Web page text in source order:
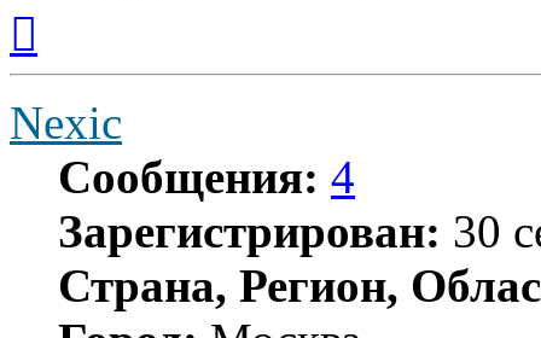
началу
Nexic
Сообщения: 4
Зарегистрирован: 30
Страна, Регион,